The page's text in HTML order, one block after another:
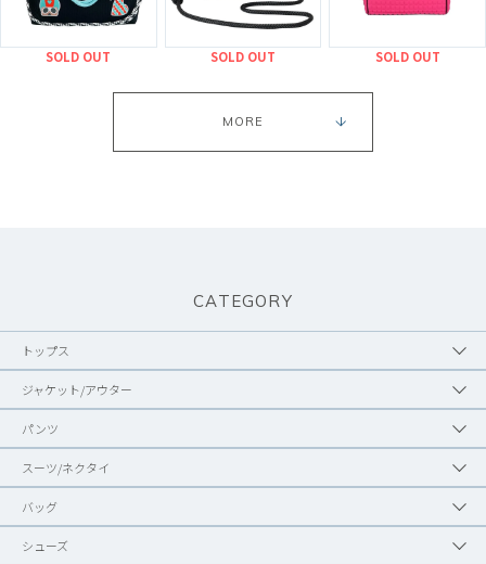
SOLD OUT SOLD OUT SOLD OUT
MORE
CATEGORY
トップス
ジャケット/アウター
パンツ
スーツ/ネクタイ
バッグ
シューズ